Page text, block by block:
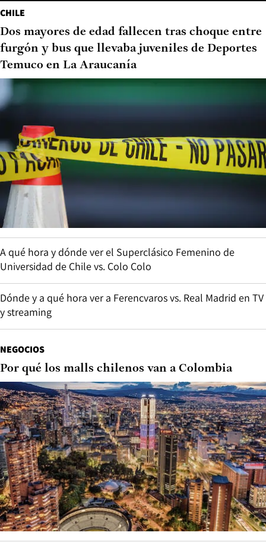
CHILE
Dos mayores de edad fallecen tras choque entre
furgón y bus que llevaba juveniles de Deportes
Temuco en La Araucanía
A qué hora y dónde ver el Superclásico Femenino de
Universidad de Chile vs. Colo Colo
Dónde y a qué hora ver a Ferencvaros vs. Real Madrid en TV
y streaming
NEGOCIOS
Por qué los malls chilenos van a Colombia